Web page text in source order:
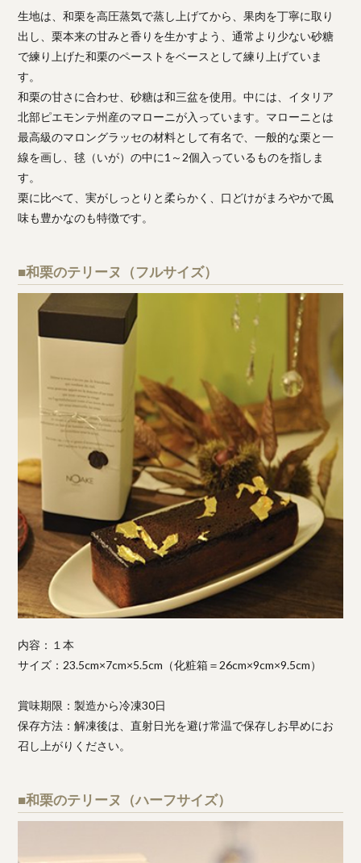
生地は、和栗を高圧蒸気で蒸し上げてから、果肉を丁寧に取り
出し、栗本来の甘みと香りを生かすよう、通常より少ない砂糖
で練り上げた和栗のペーストをベースとして練り上げていま
す。
和栗の甘さに合わせ、砂糖は和三盆を使用。中には、イタリア
北部ピエモンテ州産のマローニが入っています。マローニとは
最高級のマロングラッセの材料として有名で、一般的な栗と一
線を画し、毬（いが）の中に1～2個入っているものを指しま
す。
栗に比べて、実がしっとりと柔らかく、口どけがまろやかで風
味も豊かなのも特徴です。
■和栗のテリーヌ（フルサイズ）
内容：１本
サイズ：23.5cm×7cm×5.5cm（化粧箱＝26cm×9cm×9.5cm）
賞味期限：製造から冷凍30日
保存方法：解凍後は、直射日光を避け常温で保存しお早めにお
召し上がりください。
■和栗のテリーヌ（ハーフサイズ）